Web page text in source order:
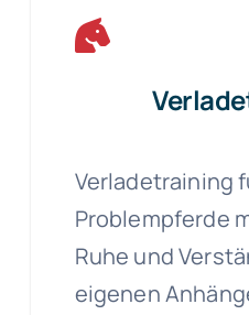
Verladetraining
Problempferde
Ruhe und
eigenen